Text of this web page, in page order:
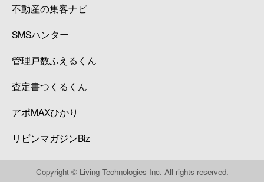
不動産の集客ナビ
SMSハンター
管理戸数ふえるくん
査定書つくるくん
アポMAXひかり
リビンマガジンBiz
Copyright © Living Technologies Inc. All rights reserved.